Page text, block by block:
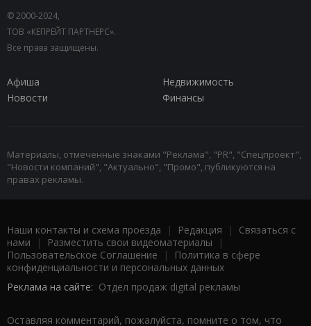
© 2000-2024,
ТОВ «КЕПРЕЙТ ПАРТНЕРС».
Все права защищены.
Афиша
Недвижимость
Новости
Финансы
Материалы, отмеченные знаками "Реклама", "PR", "Спецпроект",
"Новости компаний", "Актуально", "Промо", публикуются на
правах рекламы.
Наши контакты и схема проезда | Редакция | Связаться с
нами | Разместить свои видеоматериалы |
Пользовательское Соглашение |
Политика в сфере
конфиденциальности и персональных данных
Реклама на сайте: Отдел продаж digital рекламы
Оставляя комментарий, пожалуйста, помните о том, что